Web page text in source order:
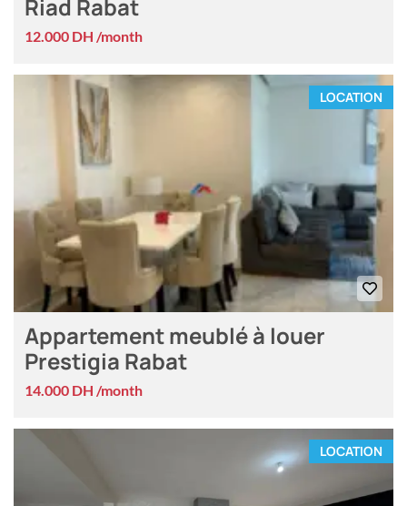
Riad Rabat
12.000 DH /month
LOCATION
Appartement meublé à louer
Prestigia Rabat
14.000 DH /month
LOCATION